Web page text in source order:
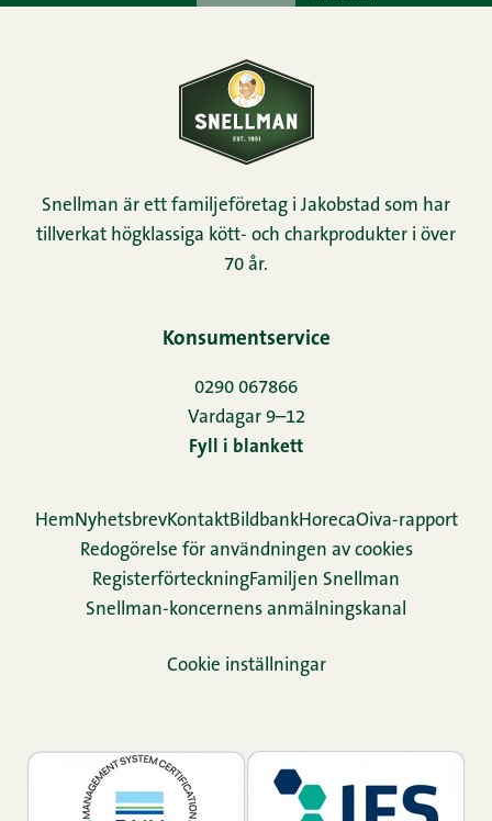
Snellman är ett familjeföretag i Jakobstad som har
tillverkat högklassiga kött- och charkprodukter i över
70 år.
Konsumentservice
0290 067866
Vardagar 9–12
Fyll i blankett
HemNyhetsbrevKontaktBildbankHorecaOiva-rapport
Redogörelse för användningen av cookies
Re­gis­ter­för­teck­ningFamiljen Snellman
Snellman-koncernens anmälningskanal
Cookie inställningar